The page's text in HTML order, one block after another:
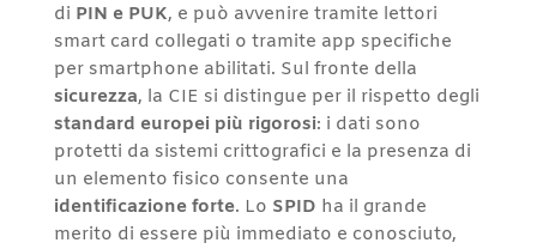
di PIN e PUK, e può avvenire tramite lettori
smart card collegati o tramite app specifiche
per smartphone abilitati. Sul fronte della
sicurezza, la CIE si distingue per il rispetto degli
standard europei più rigorosi: i dati sono
protetti da sistemi crittografici e la presenza di
un elemento fisico consente una
identificazione forte. Lo SPID ha il grande
merito di essere più immediato e conosciuto,